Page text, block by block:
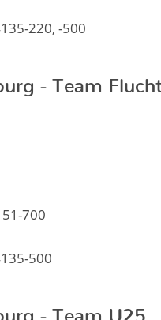
220, -500
- Team
700
500
- Team U25